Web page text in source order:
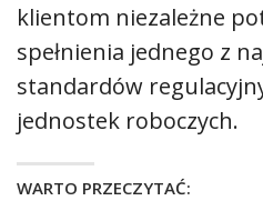
klientom niezależne
spełnienia jednego z
standardów
jednostek roboczych.
WARTO PRZECZYTAĆ: